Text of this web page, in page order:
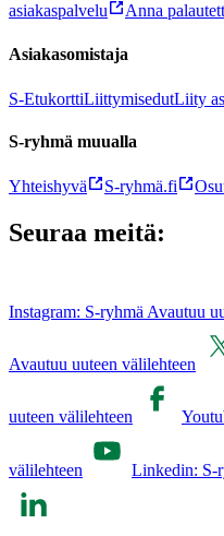
asiakaspalvelu
Anna
Asiakasomistaja
S-EtukorttiLiittymisedutLiity
S-ryhmä muualla
Yhteishyvä S-ryhmä.fi
Seuraa meitä:
Instagram: S-ryhmä Avautuu
Avautuu uuteen välilehteen
uuteen välilehteen
välilehteen Linkedin: S-